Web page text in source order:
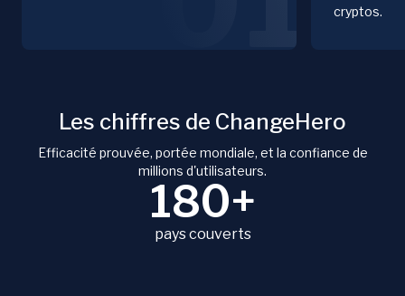
cryptos.
Les chiffres de ChangeHero
Efficacité prouvée, portée mondiale, et la confiance de
millions d'utilisateurs.
180+
pays couverts